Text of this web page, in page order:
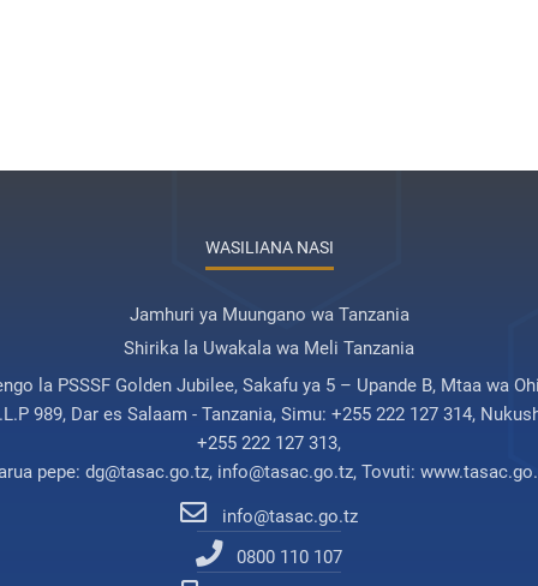
WASILIANA NASI
Jamhuri ya Muungano wa Tanzania
Shirika la Uwakala wa Meli Tanzania
la PSSSF Golden Jubilee, Sakafu ya 5 – Upande B, Mtaa wa
989, Dar es Salaam - Tanzania, Simu: +255 222 127 314,
+255 222 127 313,
pepe: dg@tasac.go.tz, info@tasac.go.tz, Tovuti:
info@tasac.go.tz
0800 110 107